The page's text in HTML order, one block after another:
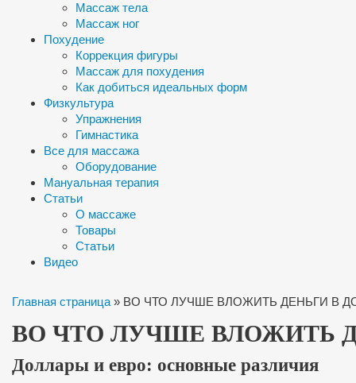
Массаж тела
Массаж ног
Похудение
Коррекция фигуры
Массаж для похудения
Как добиться идеальных форм
Физкультура
Упражнения
Гимнастика
Все для массажа
Оборудование
Мануальная терапия
Статьи
О массаже
Товары
Статьи
Видео
Главная страница » ВО ЧТО ЛУЧШЕ ВЛОЖИТЬ ДЕНЬГИ В
ВО ЧТО ЛУЧШЕ ВЛОЖИТЬ
Доллары и евро: основные различия